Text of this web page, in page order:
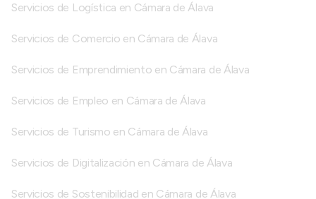
Servicios de Logística en Cámara de Álava
Servicios de Comercio en Cámara de Álava
Servicios de Emprendimiento en Cámara de Álava
Servicios de Empleo en Cámara de Álava
Servicios de Turismo en Cámara de Álava
Servicios de Digitalización en Cámara de Álava
Servicios de Sostenibilidad en Cámara de Álava